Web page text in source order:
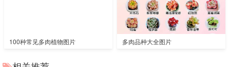
100种常见多肉植物图片 多肉品种大全图片